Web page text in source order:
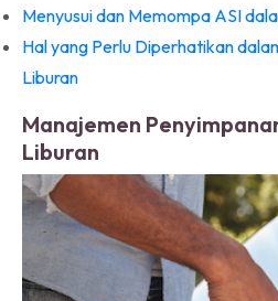
Menyusui dan Memompa ASI
Hal yang Perlu Diperhatikan
Liburan
Manajemen
Liburan